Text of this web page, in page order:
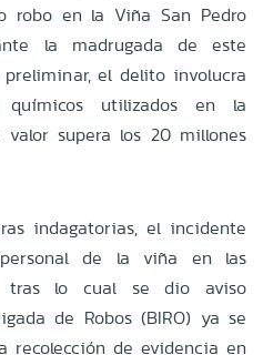
robo en la Viña San Pedro
la madrugada de este
el delito involucra
utilizados en la
valor supera los 20 millones
indagatorias, el incidente
de la viña en las
tras lo cual se dio aviso
de Robos (BIRO) ya se
recolección de evidencia en